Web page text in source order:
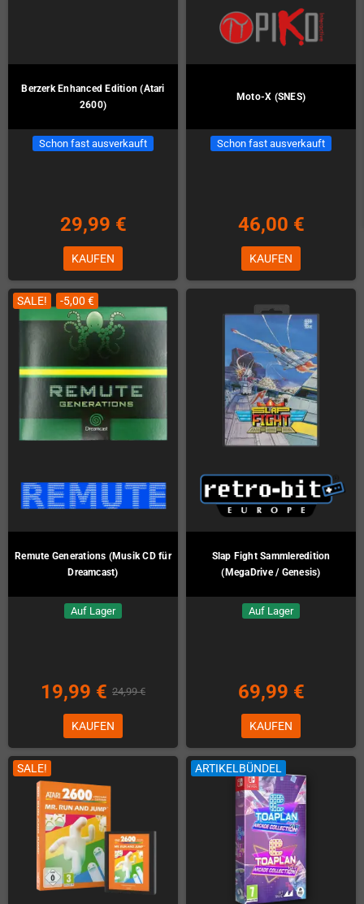
Berzerk Enhanced Edition (Atari
2600)
Schon fast ausverkauft
29,99 €
KAUFEN
Moto-X (SNES)
Schon fast ausverkauft
46,00 €
KAUFEN
SALE! -5,00 €
Remute Generations (Musik CD für
Dreamcast)
Auf Lager
19,99 € 24,99 €
KAUFEN
Slap Fight Sammleredition
(MegaDrive / Genesis)
Auf Lager
69,99 €
KAUFEN
SALE! ARTIKELBÜNDEL